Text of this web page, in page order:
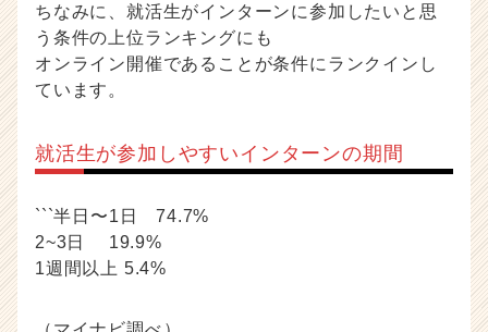
ちなみに、就活生がインターンに参加したいと思
う条件の上位ランキングにも
オンライン開催であることが条件にランクインし
ています。
就活生が参加しやすいインターンの期間
```半日〜1日 74.7%
2~3日 19.9%
1週間以上 5.4%